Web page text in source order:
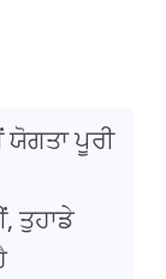
ਪੂਰੀ
ਤੁਹਾਡੇ